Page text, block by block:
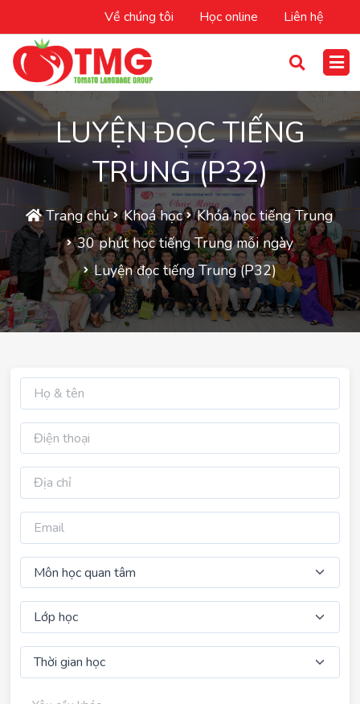
Về chúng tôi Học online Liên hệ
LUYỆN ĐỌC TIẾNG
TRUNG (P32)
Trang chủ Khoá học
Khóa học tiếng Trung
30 phút học tiếng Trung mỗi ngày
Luyện đọc tiếng Trung (P32)